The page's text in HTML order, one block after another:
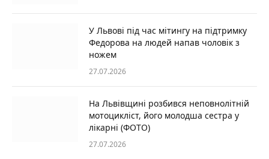
У Львові під час мітингу на підтримку
Федорова на людей напав чоловік з
ножем
27.07.2026
На Львівщині розбився неповнолітній
мотоцикліст, його молодша сестра у
лікарні (ФОТО)
27.07.2026